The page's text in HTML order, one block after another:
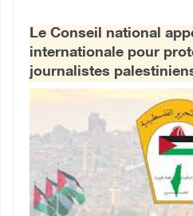
Centre palestinien
العربية
English
Le Conseil national
internationale pour
journalistes